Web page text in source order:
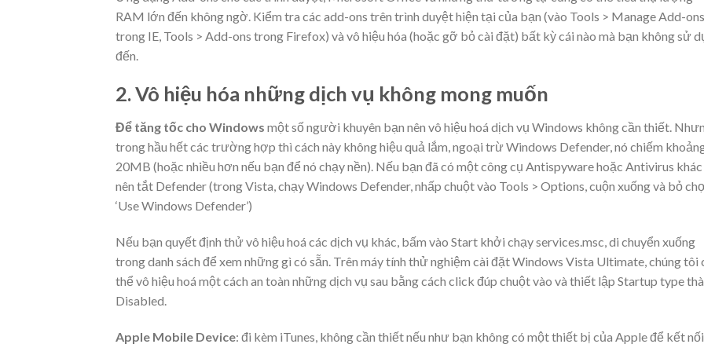
RAM lớn đến không ngờ. Kiểm tra các add-ons trên trình duyệt hiện tại của bạn (vào Tools > Manage Add-ons
trong IE, Tools > Add-ons trong Firefox) và vô hiệu hóa (hoặc gỡ bỏ cài đặt) bất kỳ cái nào mà bạn không sử
đến.
2. Vô hiệu hóa những dịch vụ không mong muốn
Để tăng tốc cho Windows một số người khuyên bạn nên vô hiệu hoá dịch vụ Windows không cần thiết.
trong hầu hết các trường hợp thì cách này không hiệu quả lắm, ngoại trừ Windows Defender, nó chiếm
20MB (hoặc nhiều hơn nếu bạn để nó chạy nền). Nếu bạn đã có một công cụ Antispyware hoặc Antivirus
nên tắt Defender (trong Vista, chạy Windows Defender, nhấp chuột vào Tools > Options, cuộn xuống và bỏ
‘Use Windows Defender’)
Nếu bạn quyết định thử vô hiệu hoá các dịch vụ khác, bấm vào Start khởi chạy services.msc, di chuyển xuống
trong danh sách để xem những gì có sẵn. Trên máy tính thử nghiệm cài đặt Windows Vista Ultimate, chúng tôi
thể vô hiệu hoá một cách an toàn những dịch vụ sau bằng cách click đúp chuột vào và thiết lập Startup type
Disabled.
Apple Mobile Device: đi kèm iTunes, không cần thiết nếu như bạn không có một thiết bị của Apple để kết nối.